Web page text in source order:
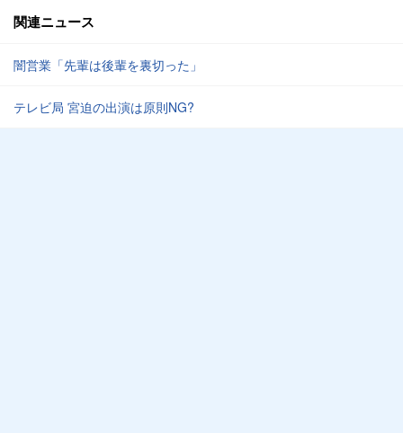
関連ニュース
闇営業「先輩は後輩を裏切った」
テレビ局 宮迫の出演は原則NG?